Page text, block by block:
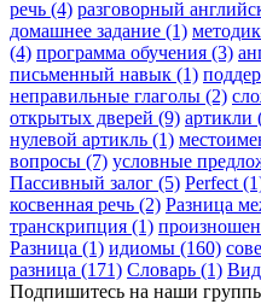
речь (4) разговорный
домашнее задание (1)
(4) программа обучения (3)
письменный навык (1)
неправильные глаголы (2)
открытых дверей (9) артикли
нулевой артикль (1)
вопросы (7) условные
Пассивный залог (5) Perfect
косвенная речь (2) Разница
транскрипция (1)
Разница (1) идиомы (160)
разница (171) Словарь (1)
Подпишитесь на наши